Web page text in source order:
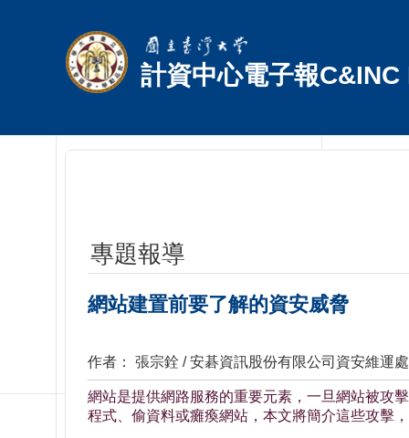
計資中心電子報
專題報導
網站建置前要了解的資安威脅
作者： 張宗銓 / 安碁資訊股份有限公司資安維運
網站是提供網路服務的重要元素，一旦網站被攻
程式、偷資料或癱瘓網站，本文將簡介這些攻擊